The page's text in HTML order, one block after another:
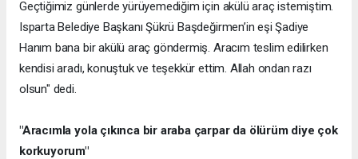
Geçtiğimiz günlerde yürüyemediğim için akülü araç istemiştim.
Isparta Belediye Başkanı Şükrü Başdeğirmen’in eşi Şadiye
Hanım bana bir akülü araç göndermiş. Aracım teslim edilirken
kendisi aradı, konuştuk ve teşekkür ettim. Allah ondan razı
olsun" dedi.
"Aracımla yola çıkınca bir araba çarpar da ölürüm diye çok
korkuyorum"